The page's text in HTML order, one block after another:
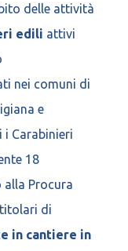
delle attività
edili attivi
nei comuni di
e
Carabinieri
18
Procura
di
in cantiere in